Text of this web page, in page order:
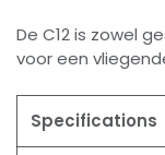
De C12 is zowel
voor een
Specifications